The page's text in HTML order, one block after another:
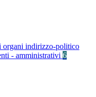
organi indirizzo-politico
- amministrativi 6